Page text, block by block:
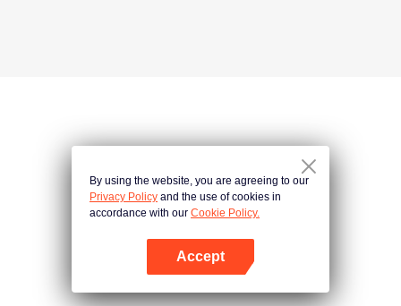
By using the website, you are agreeing to our
Privacy Policy and the use of cookies in
accordance with our Cookie Policy.
Accept